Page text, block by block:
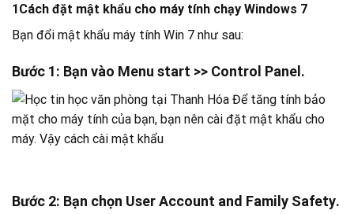
1Cách đặt mật khẩu cho máy tính chạy Windows 7
Bạn đổi mật khẩu máy tính Win 7 như sau:
Bước 1: Bạn vào Menu start >> Control Panel .
Bước 2: Bạn chọn User Account and Family Safety.